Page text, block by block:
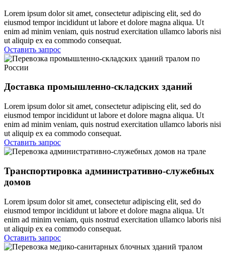
Lorem ipsum dolor sit amet, consectetur adipiscing elit, sed do
eiusmod tempor incididunt ut labore et dolore magna aliqua. Ut
enim ad minim veniam, quis nostrud exercitation ullamco laboris nisi
ut aliquip ex ea commodo consequat.
Оставить запрос
Доставка промышленно-складских зданий
Lorem ipsum dolor sit amet, consectetur adipiscing elit, sed do
eiusmod tempor incididunt ut labore et dolore magna aliqua. Ut
enim ad minim veniam, quis nostrud exercitation ullamco laboris nisi
ut aliquip ex ea commodo consequat.
Оставить запрос
Транспортировка административно-служебных
домов
Lorem ipsum dolor sit amet, consectetur adipiscing elit, sed do
eiusmod tempor incididunt ut labore et dolore magna aliqua. Ut
enim ad minim veniam, quis nostrud exercitation ullamco laboris nisi
ut aliquip ex ea commodo consequat.
Оставить запрос